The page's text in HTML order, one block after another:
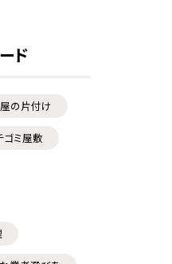
ド
の片付け
ゴミ屋敷